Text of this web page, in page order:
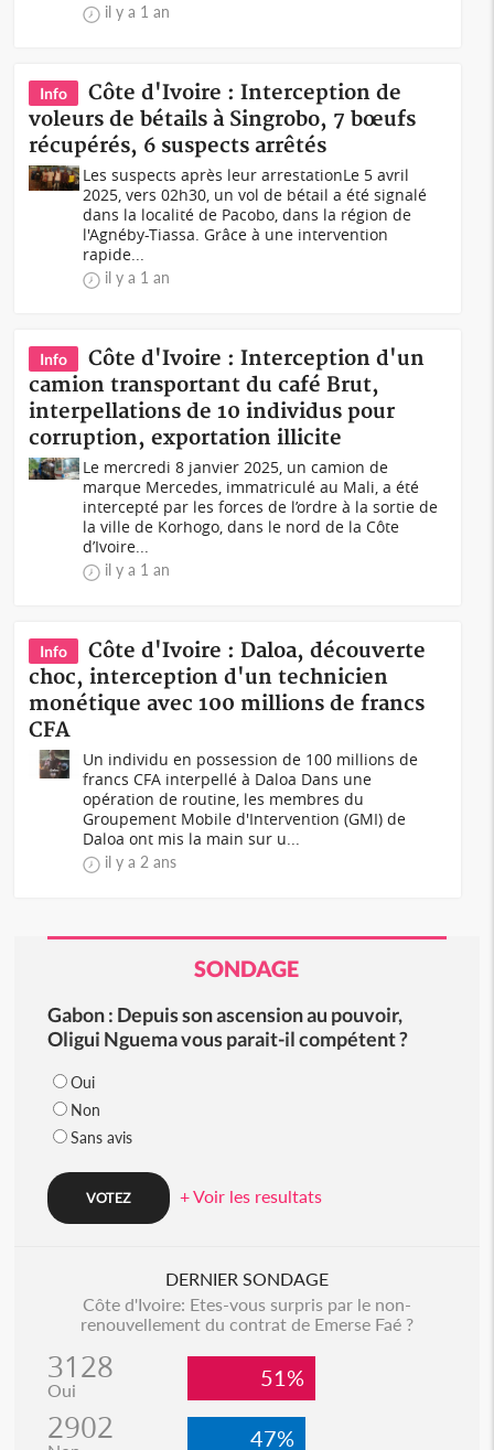
il y a 1 an
Info
Côte d'Ivoire : Interception de
voleurs de bétails à Singrobo, 7 bœufs
récupérés, 6 suspects arrêtés
Les suspects après leur arrestationLe 5 avril
2025, vers 02h30, un vol de bétail a été signalé
dans la localité de Pacobo, dans la région de
l'Agnéby-Tiassa. Grâce à une intervention
rapide...
il y a 1 an
Info
Côte d'Ivoire : Interception d'un
camion transportant du café Brut,
interpellations de 10 individus pour
corruption, exportation illicite
Le mercredi 8 janvier 2025, un camion de
marque Mercedes, immatriculé au Mali, a été
intercepté par les forces de l’ordre à la sortie de
la ville de Korhogo, dans le nord de la Côte
d’Ivoire...
il y a 1 an
Info
Côte d'Ivoire : Daloa, découverte
choc, interception d'un technicien
monétique avec 100 millions de francs
CFA
Un individu en possession de 100 millions de
francs CFA interpellé à Daloa Dans une
opération de routine, les membres du
Groupement Mobile d'Intervention (GMI) de
Daloa ont mis la main sur u...
il y a 2 ans
SONDAGE
Gabon : Depuis son ascension au pouvoir,
Oligui Nguema vous parait-il compétent ?
Oui
Non
Sans avis
+ Voir les resultats
DERNIER SONDAGE
Côte d'Ivoire: Etes-vous surpris par le non-
renouvellement du contrat de Emerse Faé ?
3128
Oui 51%
2902 47%